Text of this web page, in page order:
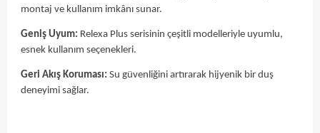
montaj ve kullanım imkânı sunar.
Geniş Uyum: Relexa Plus serisinin çeşitli modelleriyle uyumlu,
esnek kullanım seçenekleri.
Geri Akış Koruması: Su güvenliğini artırarak hijyenik bir duş
deneyimi sağlar.